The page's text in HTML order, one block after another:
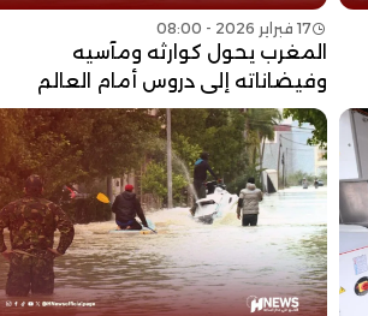
17 فبراير 2026 - 08:00
المغرب يحول كوارثه ومآسيه
وفيضاناته إلى دروس أمام العالم